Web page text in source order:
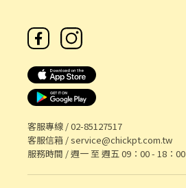
客服專線 /02-85127517
客服信箱 /service@chickpt.com.tw
服務時間 / 週一 至 週五 09：00 - 18：00